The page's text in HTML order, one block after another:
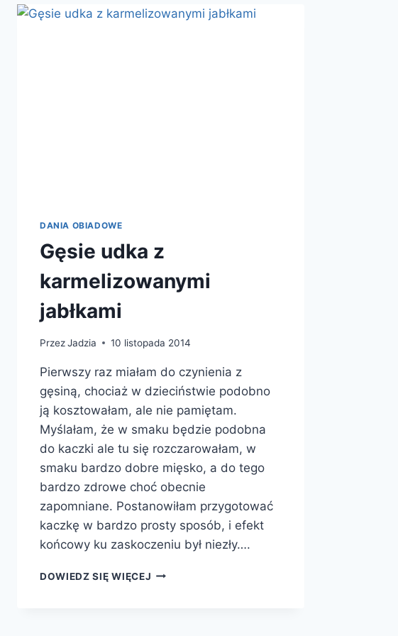
DANIA OBIADOWE
Gęsie udka z
karmelizowanymi
jabłkami
PrzezJadzia 10 listopada 2014
Pierwszy raz miałam do czynienia z
gęsiną, chociaż w dzieciństwie podobno
ją kosztowałam, ale nie pamiętam.
Myślałam, że w smaku będzie podobna
do kaczki ale tu się rozczarowałam, w
smaku bardzo dobre mięsko, a do tego
bardzo zdrowe choć obecnie
zapomniane. Postanowiłam przygotować
kaczkę w bardzo prosty sposób, i efekt
końcowy ku zaskoczeniu był niezły….
DOWIEDZ SIĘ WIĘCEJ GĘSIE